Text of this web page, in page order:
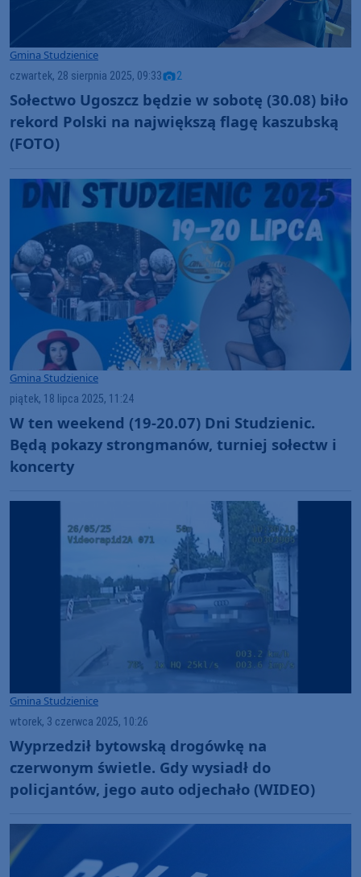
Gmina Studzienice
czwartek, 28 sierpnia 2025, 09:33 2
Sołectwo Ugoszcz będzie w sobotę (30.08) biło
rekord Polski na największą flagę kaszubską
(FOTO)
Gmina Studzienice
piątek, 18 lipca 2025, 11:24
W ten weekend (19-20.07) Dni Studzienic.
Będą pokazy strongmanów, turniej sołectw i
koncerty
Gmina Studzienice
wtorek, 3 czerwca 2025, 10:26
Wyprzedził bytowską drogówkę na
czerwonym świetle. Gdy wysiadł do
policjantów, jego auto odjechało (WIDEO)